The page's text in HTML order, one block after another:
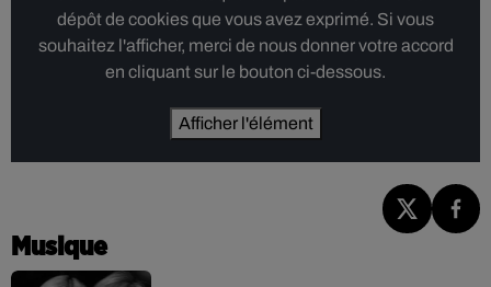
dépôt de cookies que vous avez exprimé. Si vous
souhaitez l'afficher, merci de nous donner votre accord
en cliquant sur le bouton ci-dessous.
Afficher l'élément
Musique